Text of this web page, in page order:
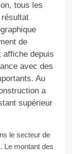
tous les
de
affiche depuis
avec des
Au
a
supérieur
le secteur de
Le montant des